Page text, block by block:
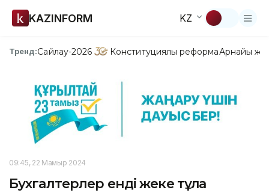
KAZINFORM KZ
Тренд:Сайлау-2026 Конституциялық реформаАрнайы
09:45, 22 Мамыр 2024
Бухгалтерлер енді жеке тұлға